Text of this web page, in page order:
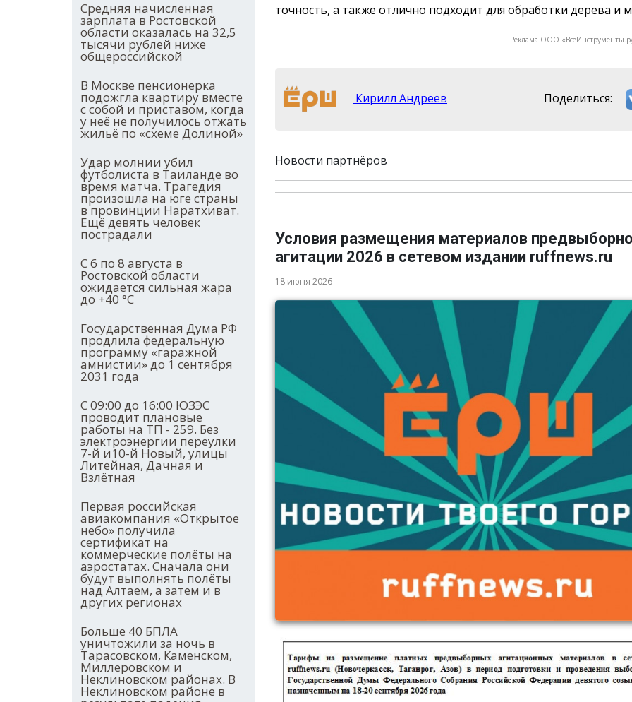
Средняя начисленная
зарплата в Ростовской
области оказалась на 32,5
тысячи рублей ниже
общероссийской
В Москве пенсионерка
подожгла квартиру вместе
с собой и приставом, когда
у неё не получилось отжать
жильё по «схеме Долиной»
Удар молнии убил
футболиста в Таиланде во
время матча. Трагедия
произошла на юге страны
в провинции Наратхиват.
Ещё девять человек
пострадали
С 6 по 8 августа в
Ростовской области
ожидается сильная жара
до +40 °С
Государственная Дума РФ
продлила федеральную
программу «гаражной
амнистии» до 1 сентября
2031 года
С 09:00 до 16:00 ЮЗЭС
проводит плановые
работы на ТП - 259. Без
электроэнергии переулки
7-й и10-й Новый, улицы
Литейная, Дачная и
Взлётная
Первая российская
авиакомпания «Открытое
небо» получила
сертификат на
коммерческие полёты на
аэростатах. Сначала они
будут выполнять полёты
над Алтаем, а затем и в
других регионах
Больше 40 БПЛА
уничтожили за ночь в
Тарасовском, Каменском,
Миллеровском и
Неклиновском районах. В
Неклиновском районе в
точность, а также отлично подходит для обработки дерева и
Реклама ООО
Кирилл Андреев Поделиться:
Новости партнёров
Условия размещения материалов
агитации 2026 в сетевом издании ruffnews.ru
18 июня 2026